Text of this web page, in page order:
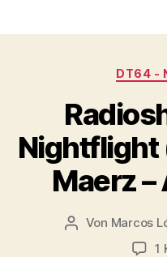
DT64 -
Nightflight
Maerz
Beitragsautor
Von Marcos
1